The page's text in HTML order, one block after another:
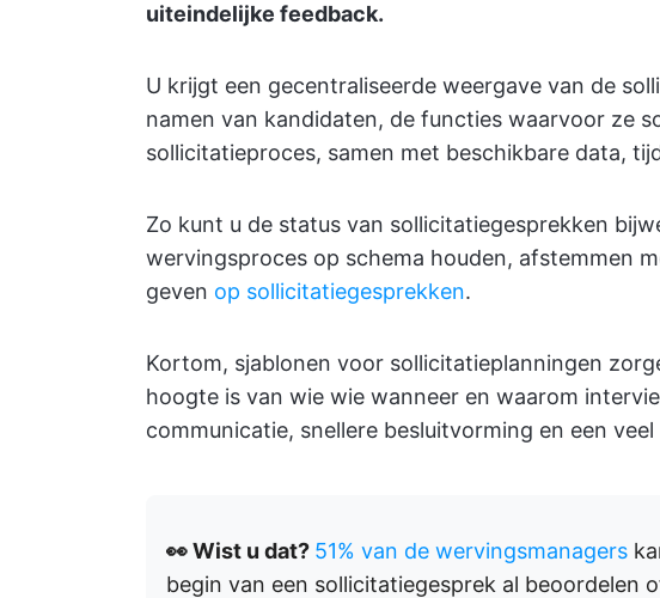
uiteindelijke feedback.
U krijgt een gecentraliseerde weergave van de
namen van kandidaten, de functies waarvoor ze
sollicitatieproces, samen met beschikbare data,
Zo kunt u de status van sollicitatiegesprekken
wervingsproces op schema houden, afstemmen
geven op sollicitatiegesprekken.
Kortom, sjablonen voor sollicitatieplanningen
hoogte is van wie wie wanneer en waarom
communicatie, snellere besluitvorming en een
👀 Wist u dat? 51% van de wervingsmanagers
begin van een sollicitatiegesprek al beoordelen